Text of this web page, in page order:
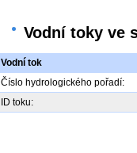
Vodní toky ve
Vodní tok
Číslo hydrologického pořadí:
ID toku: